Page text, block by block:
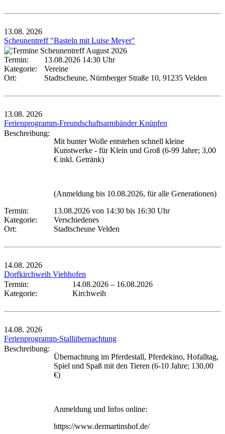
13.08. 2026
Scheunentreff "Basteln mit Luise Meyer"
Termin:
13.08.2026 14:30 Uhr
Kategorie:
Vereine
Ort:
Stadtscheune, Nürnberger Straße 10, 91235 Velden
13.08. 2026
Ferienprogramm-Freundschaftsarmbänder Knüpfen
Beschreibung:
Mit bunter Wolle entstehen schnell kleine
Kunstwerke - für Klein und Groß (6-99 Jahre; 3,00
€ inkl. Getränk)
(Anmeldung bis 10.08.2026, für alle Generationen)
Termin:
13.08.2026 von 14:30 bis 16:30 Uhr
Kategorie:
Verschiedenes
Ort:
Stadtscheune Velden
14.08. 2026
Dorfkirchweih Viehhofen
Termin:
14.08.2026 – 16.08.2026
Kategorie:
Kirchweih
14.08. 2026
Ferienprogramm-Stallübernachtung
Beschreibung:
Übernachtung im Pferdestall, Pferdekino, Hofalltag,
Spiel und Spaß mit den Tieren (6-10 Jahre; 130,00
€)
Anmeldung und Infos online:
https://www.dermartinshof.de/